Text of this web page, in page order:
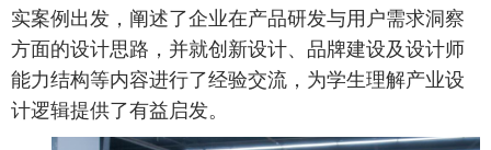
实案例出发，阐述了企业在产品研发与用户需求洞察
方面的设计思路，并就创新设计、品牌建设及设计师
能力结构等内容进行了经验交流，为学生理解产业设
计逻辑提供了有益启发。